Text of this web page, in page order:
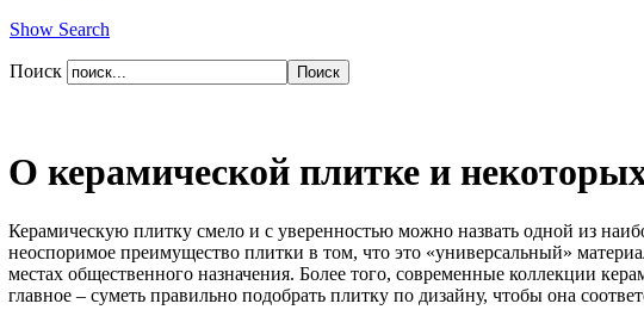
Show Search
Поиск
О керамической плитке и
Керамическую плитку смело и с уверенностью можно назвать одной из
неоспоримое преимущество плитки в том, что это «универсальный»
местах общественного назначения. Более того, современные коллекции
главное – суметь правильно подобрать плитку по дизайну, чтобы она